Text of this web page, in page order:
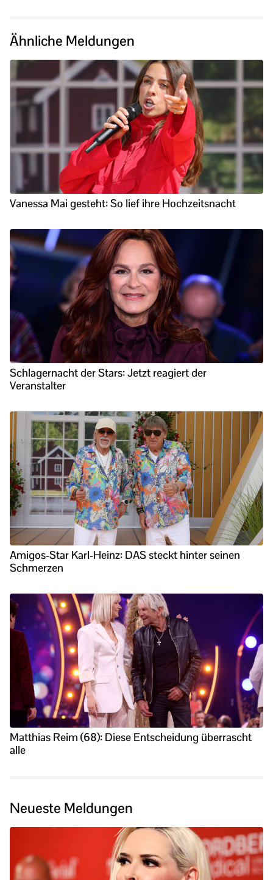
Ähnliche Meldungen
Vanessa Mai gesteht: So lief ihre Hochzeitsnacht
Schlagernacht der Stars: Jetzt reagiert der
Veranstalter
Amigos-Star Karl-Heinz: DAS steckt hinter seinen
Schmerzen
Matthias Reim (68): Diese Entscheidung überrascht
alle
Neueste Meldungen